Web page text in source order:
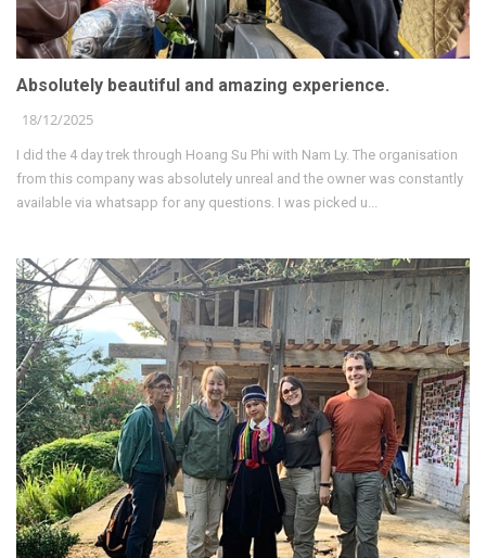
Absolutely beautiful and amazing experience.
18/12/2025
I did the 4 day trek through Hoang Su Phi with Nam Ly. The organisation
from this company was absolutely unreal and the owner was constantly
available via whatsapp for any questions. I was picked u...